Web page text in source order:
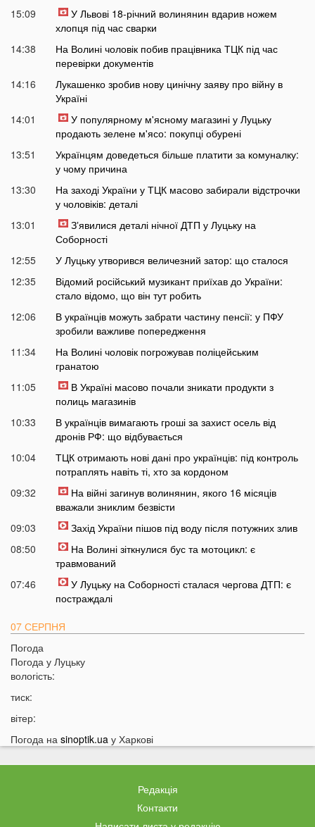
15:09
У Львові 18-річний волинянин вдарив ножем
хлопця під час сварки
14:38
На Волині чоловік побив працівника ТЦК під час
перевірки документів
14:16
Лукашенко зробив нову цинічну заяву про війну в
Україні
14:01
У популярному м'ясному магазині у Луцьку
продають зелене м'ясо: покупці обурені
13:51
Українцям доведеться більше платити за комуналку:
у чому причина
13:30
На заході України у ТЦК масово забирали відстрочки
у чоловіків: деталі
13:01
Зʼявилися деталі нічної ДТП у Луцьку на
Соборності
12:55
У Луцьку утворився величезний затор: що сталося
12:35
Відомий російський музикант приїхав до України:
стало відомо, що він тут робить
12:06
В українців можуть забрати частину пенсії: у ПФУ
зробили важливе попередження
11:34
На Волині чоловік погрожував поліцейським
гранатою
11:05
В Україні масово почали зникати продукти з
полиць магазинів
10:33
В українців вимагають гроші за захист осель від
дронів РФ: що відбувається
10:04
ТЦК отримають нові дані про українців: під контроль
потраплять навіть ті, хто за кордоном
09:32
На війні загинув волинянин, якого 16 місяців
вважали зниклим безвісти
09:03
Захід України пішов під воду після потужних злив
08:50
На Волині зіткнулися бус та мотоцикл: є
травмований
07:46
У Луцьку на Соборності сталася чергова ДТП: є
постраждалі
07 СЕРПНЯ
20:31
20:17
19:30
Назвали найжадібніших чоловіків за знаком Зодіаку
19:15
Ці речі категорично заборонено робити під час грози
На заході України чоловік впіймав 10-кілограмову
Українці можуть вивести гроші з мобільного рахунку
Погода
Погода у Луцьку
вологість:
тиск:
вітер:
Погода на sinoptik.ua у Харкові
Редакція
Контакти